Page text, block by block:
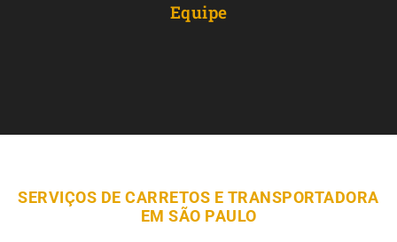
Equipe
SERVIÇOS DE CARRETOS E TRANSPORTADORA
EM SÃO PAULO